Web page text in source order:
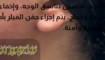
الحجم، تحسين تناسق الوجه،
د. علاء حجاج، يتم إجراء حقن
طبيعية وآمنة.
ما هو